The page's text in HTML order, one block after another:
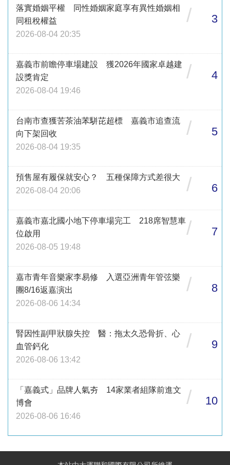
落實婚姻平權 同性婚姻家庭享有異性婚姻相
同租稅權益
2026-08-04 20:35
/ 3
嘉義市前瞻停車場建設 獲2026年國家卓越建
設獎肯定
2026-08-04 19:46
/ 4
台南市查獲苦茶油苯駢芘超標 嘉義市追查流
向下架回收
2026-08-04 19:35
/ 5
預售屋有履保就安心？ 五種保障方式差很大
2026-08-04 20:06
/ 6
嘉義市嘉北國小地下停車場完工 218席智慧車
位啟用
2026-08-05 19:48
/ 7
嘉市青年音樂家李易修 入選亞洲青年管弦樂
團8/16返嘉演出
2026-08-06 14:34
/ 8
腎因性副甲狀腺失控 醫：拖太久恐骨折、心
血管鈣化
2026-08-06 13:42
/ 9
「嘉義式」品牌人氣夯 14家業者組隊前進文
博會
2026-08-06 16:46
/ 10